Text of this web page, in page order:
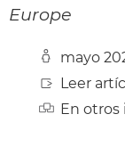
Europe
mayo
Leer
En otros